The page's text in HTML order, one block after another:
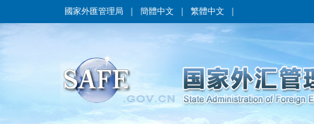
國家外匯管理局 簡體中文 繁體中文